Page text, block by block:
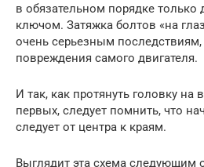
в обязательном порядке
ключом. Затяжка болтов «на
очень серьезным
повреждения самого двигателя.
И так, как протянуть головку на
первых, следует помнить, что
следует от центра к краям.
Выглядит эта схема следующим